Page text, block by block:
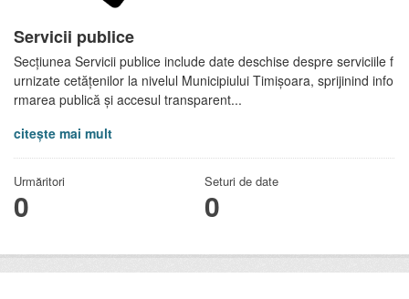
Servicii publice
Secțiunea Servicii publice include date deschise despre serviciile f
urnizate cetățenilor la nivelul Municipiului Timișoara, sprijinind info
rmarea publică și accesul transparent...
citește mai mult
Urmăritori
0
Seturi de date
0